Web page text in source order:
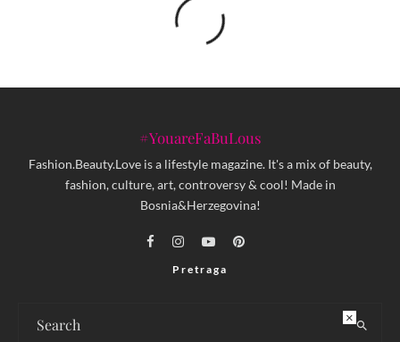
#YouareFaBuLous
Fashion.Beauty.Love is a lifestyle magazine. It's a mix of beauty,
fashion, culture, art, controversy & cool! Made in
Bosnia&Herzegovina!
Pretraga
×